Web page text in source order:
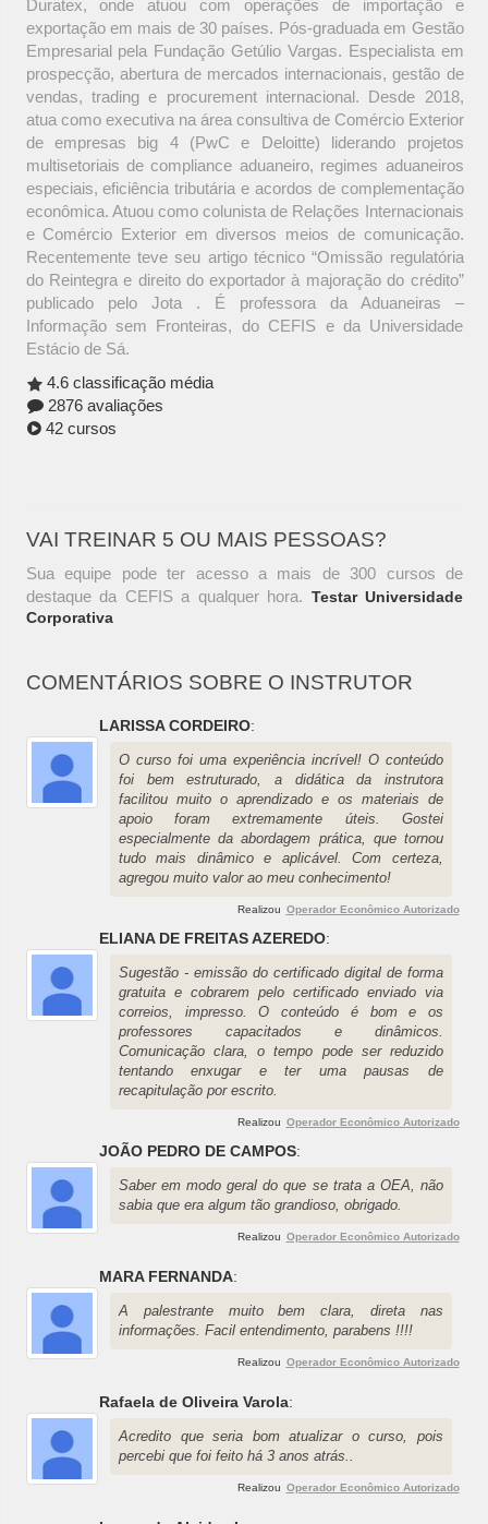
Duratex, onde atuou com operações de importação e
exportação em mais de 30 países. Pós-graduada em Gestão
Empresarial pela Fundação Getúlio Vargas. Especialista em
prospecção, abertura de mercados internacionais, gestão de
vendas, trading e procurement internacional. Desde 2018,
atua como executiva na área consultiva de Comércio Exterior
de empresas big 4 (PwC e Deloitte) liderando projetos
multisetoriais de compliance aduaneiro, regimes aduaneiros
especiais, eficiência tributária e acordos de complementação
econômica. Atuou como colunista de Relações Internacionais
e Comércio Exterior em diversos meios de comunicação.
Recentemente teve seu artigo técnico “Omissão regulatória
do Reintegra e direito do exportador à majoração do crédito”
publicado pelo Jota . É professora da Aduaneiras –
Informação sem Fronteiras, do CEFIS e da Universidade
Estácio de Sá.
4.6 classificação média
2876 avaliações
42 cursos
VAI TREINAR 5 OU MAIS PESSOAS?
Sua equipe pode ter acesso a mais de 300 cursos de
destaque da CEFIS a qualquer hora. Testar Universidade
Corporativa
COMENTÁRIOS SOBRE O INSTRUTOR
LARISSA CORDEIRO:
O curso foi uma experiência incrível! O conteúdo
foi bem estruturado, a didática da instrutora
facilitou muito o aprendizado e os materiais de
apoio foram extremamente úteis. Gostei
especialmente da abordagem prática, que tornou
tudo mais dinâmico e aplicável. Com certeza,
agregou muito valor ao meu conhecimento!
Realizou Operador Econômico Autorizado
ELIANA DE FREITAS AZEREDO:
Sugestão - emissão do certificado digital de forma
gratuita e cobrarem pelo certificado enviado via
correios, impresso. O conteúdo é bom e os
professores capacitados e dinâmicos.
Comunicação clara, o tempo pode ser reduzido
tentando enxugar e ter uma pausas de
recapitulação por escrito.
Realizou Operador Econômico Autorizado
JOÃO PEDRO DE CAMPOS:
Saber em modo geral do que se trata a OEA, não
sabia que era algum tão grandioso, obrigado.
Realizou Operador Econômico Autorizado
MARA FERNANDA:
A palestrante muito bem clara, direta nas
informações. Facil entendimento, parabens !!!!
Realizou Operador Econômico Autorizado
Rafaela de Oliveira Varola:
Acredito que seria bom atualizar o curso, pois
percebi que foi feito há 3 anos atrás..
Realizou Operador Econômico Autorizado